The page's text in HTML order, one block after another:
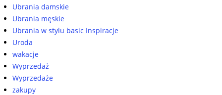
Ubrania damskie
Ubrania męskie
Ubrania w stylu basic Inspiracje
Uroda
wakacje
Wyprzedaż
Wyprzedaże
zakupy